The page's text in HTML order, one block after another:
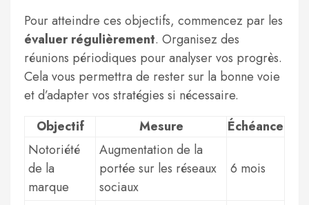
Pour atteindre ces objectifs, commencez par les
évaluer régulièrement. Organisez des
réunions périodiques pour analyser vos progrès.
Cela vous permettra de rester sur la bonne voie
et d’adapter vos stratégies si nécessaire.
Objectif
Mesure
Échéance
Notoriété
de la
marque
Augmentation de la
portée sur les réseaux
sociaux
6 mois